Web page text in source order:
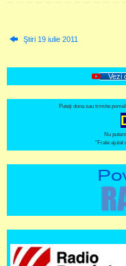
Ştiri 19 iulie 2011
Vezi
Puteți dona sau trimite
Nu
"Frate ajutat